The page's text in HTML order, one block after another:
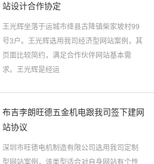
站设计合作协定
王光辉坐落于运城市绛县古降镇柴家坡村99
号3户。王光辉选用我司经济型网站案例，其
页面比较简约，满足合作伙伴网站基本需
求。王光辉是经运
布吉李朗旺德五金机电跟我司签下建网
站协议
深圳市旺德电机制造有限公司选用我司定制